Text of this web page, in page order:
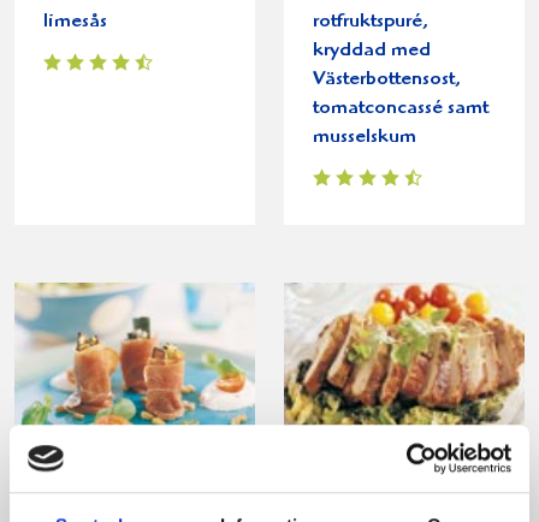
limesås
rotfruktspuré,
kryddad med
Västerbottensost,
tomatconcassé samt
musselskum
Parmaskinka med
Revbensspjäll med